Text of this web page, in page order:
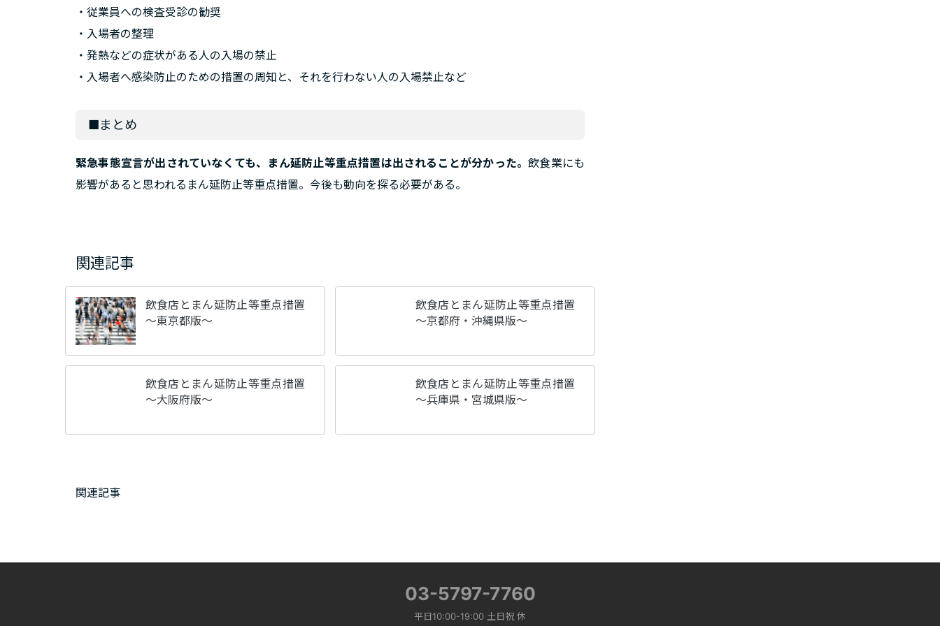
・従業員への検査受診の勧奨
・入場者の整理
・発熱などの症状がある人の入場の禁止
・入場者へ感染防止のための措置の周知と、それを行わない人の入場禁止など
■まとめ
緊急事態宣言が出されていなくても、まん延防止等重点措置は出されることが分かった。飲食業にも
影響があると思われるまん延防止等重点措置。今後も動向を探る必要がある。
関連記事
飲食店とまん延防止等重点措置
～東京都版～
飲食店とまん延防止等重点措置
～京都府・沖縄県版～
飲食店とまん延防止等重点措置
～大阪府版～
飲食店とまん延防止等重点措置
～兵庫県・宮城県版～
関連記事
03-5797-7760
平日10:00-19:00 土日祝 休